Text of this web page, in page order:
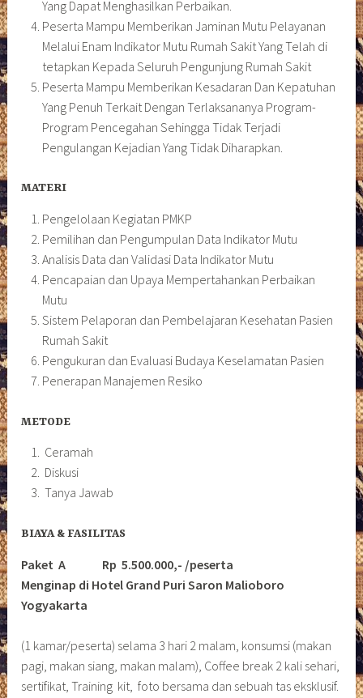
Yang Dapat Menghasilkan Perbaikan.
Peserta Mampu Memberikan Jaminan Mutu Pelayanan
Melalui Enam Indikator Mutu Rumah Sakit Yang Telah di
tetapkan Kepada Seluruh Pengunjung Rumah Sakit
Peserta Mampu Memberikan Kesadaran Dan Kepatuhan
Yang Penuh Terkait Dengan Terlaksananya Program-
Program Pencegahan Sehingga Tidak Terjadi
Pengulangan Kejadian Yang Tidak Diharapkan.
MATERI
Pengelolaan Kegiatan PMKP
Pemilihan dan Pengumpulan Data Indikator Mutu
Analisis Data dan Validasi Data Indikator Mutu
Pencapaian dan Upaya Mempertahankan Perbaikan
Mutu
Sistem Pelaporan dan Pembelajaran Kesehatan Pasien
Rumah Sakit
Pengukuran dan Evaluasi Budaya Keselamatan Pasien
Penerapan Manajemen Resiko
METODE
Ceramah
Diskusi
Tanya Jawab
BIAYA & FASILITAS
Paket A Rp 5.500.000,- /peserta
Menginap di Hotel Grand Puri Saron Malioboro
Yogyakarta
(1 kamar/peserta) selama 3 hari 2 malam, konsumsi (makan
pagi, makan siang, makan malam), Coffee break 2 kali sehari,
sertifikat, Training kit, foto bersama dan sebuah tas eksklusif.